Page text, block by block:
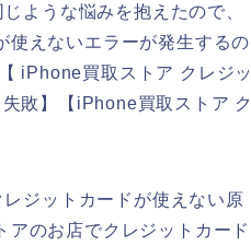
ような悩みを抱えたので、
使えないエラーが発生するの
iPhone買取ストア クレジッ
敗】【iPhone買取ストア ク
ジットカードが使えない原
のお店でクレジットカード